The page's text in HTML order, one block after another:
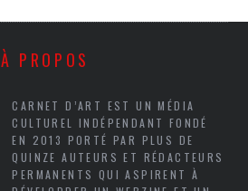
À PROPOS
CARNET D’ART EST UN MÉDIA
CULTUREL INDÉPENDANT FONDÉ
EN 2013 PORTÉ PAR PLUS DE
QUINZE AUTEURS ET RÉDACTEURS
PERMANENTS QUI ASPIRENT À